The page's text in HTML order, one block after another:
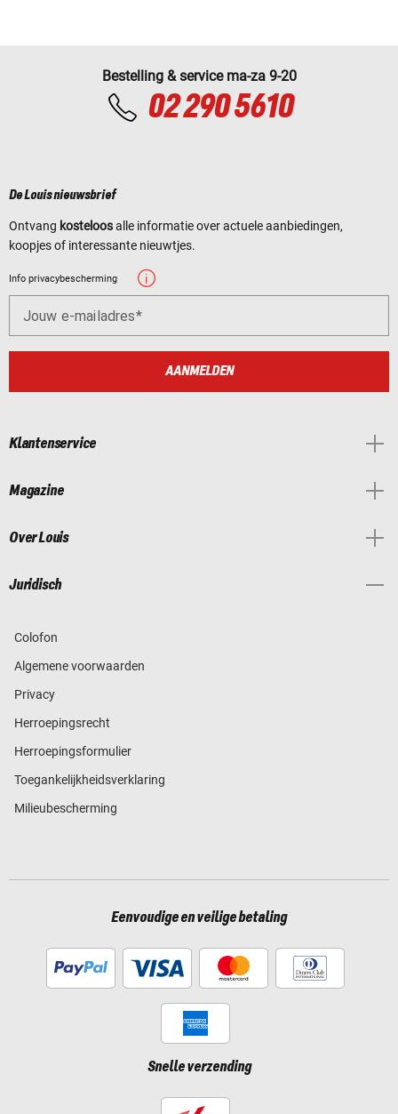
Bestelling & service ma-za 9-20
02 290 5610
De Louis nieuwsbrief
Ontvang kosteloosalle informatie over actuele aanbiedingen,
koopjes of interessante nieuwtjes.
Info privacybescherming
Jouw e-mailadres
AANMELDEN
Klantenservice
Magazine
Over Louis
Juridisch
Colofon
Algemene voorwaarden
Privacy
Herroepingsrecht
Herroepingsformulier
Toegankelijkheidsverklaring
Milieubescherming
Eenvoudige en veilige betaling
Snelle verzending